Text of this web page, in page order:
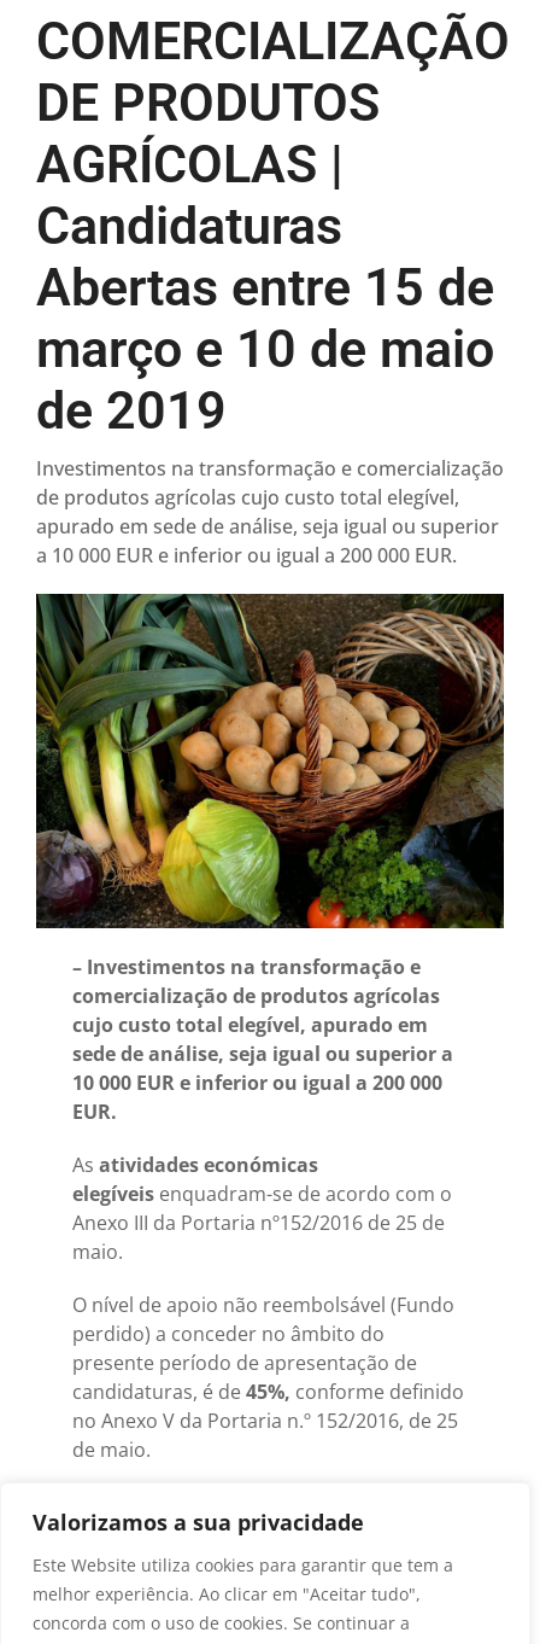
Valorizamos a sua privacidade
Este Website utiliza cookies para garantir que tem a
melhor experiência. Ao clicar em "Aceitar tudo",
concorda com o uso de cookies. Se continuar a
COMERCIALIZAÇÃO
DE PRODUTOS
AGRÍCOLAS |
Candidaturas
Abertas entre 15 de
março e 10 de maio
de 2019
Investimentos na transformação e comercialização
de produtos agrícolas cujo custo total elegível,
apurado em sede de análise, seja igual ou superior
a 10 000 EUR e inferior ou igual a 200 000 EUR.
– Investimentos na transformação e
comercialização de produtos agrícolas
cujo custo total elegível, apurado em
sede de análise, seja igual ou superior a
10 000 EUR e inferior ou igual a 200 000
EUR.
As atividades económicas
elegíveisenquadram-se de acordo com o
Anexo III da Portaria nº152/2016 de 25 de
maio.
O nível de apoio não reembolsável (Fundo
perdido) a conceder no âmbito do
presente período de apresentação de
candidaturas, é de45%, conforme definido
no Anexo V da Portaria n.º 152/2016, de 25
de maio.
território de intervenção do GAL
/ADD2020, a saber: os concelhos de Aguiar
da Beira, Mangualde, Nelas, Penalva do
Castelo e Sátão.